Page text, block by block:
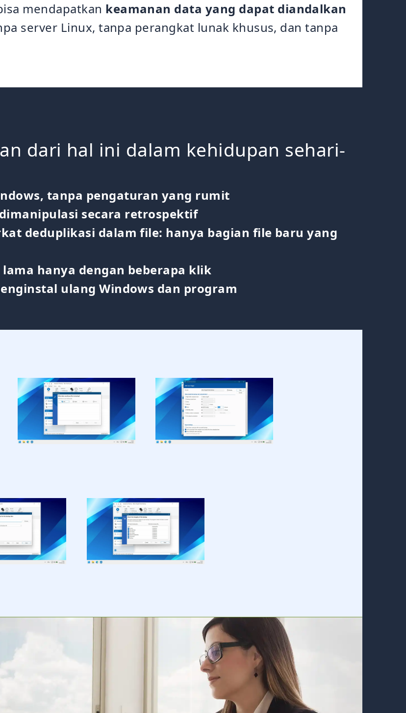
mendapatkan keamanan data yang dapat diandalkan
server Linux, tanpa perangkat lunak khusus, dan tanpa
dari hal ini dalam kehidupan sehari-
tanpa pengaturan yang rumit
secara retrospektif
deduplikasi dalam file: hanya bagian file baru yang
hanya dengan beberapa klik
ulang Windows dan program